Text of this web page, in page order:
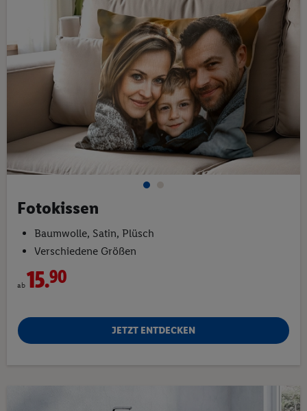
Fotokissen
Baumwolle, Satin, Plüsch
Verschiedene Größen
ab15.90
JETZT ENTDECKEN